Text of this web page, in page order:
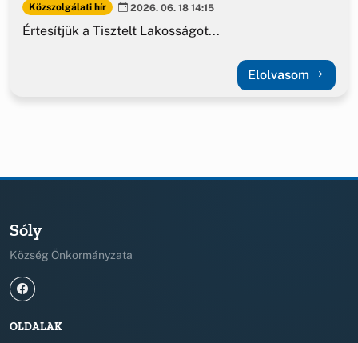
Közszolgálati hír 2026. 06. 18 14:15
Értesítjük a Tisztelt Lakosságot...
Elolvasom
Sóly
Község Önkormányzata
OLDALAK